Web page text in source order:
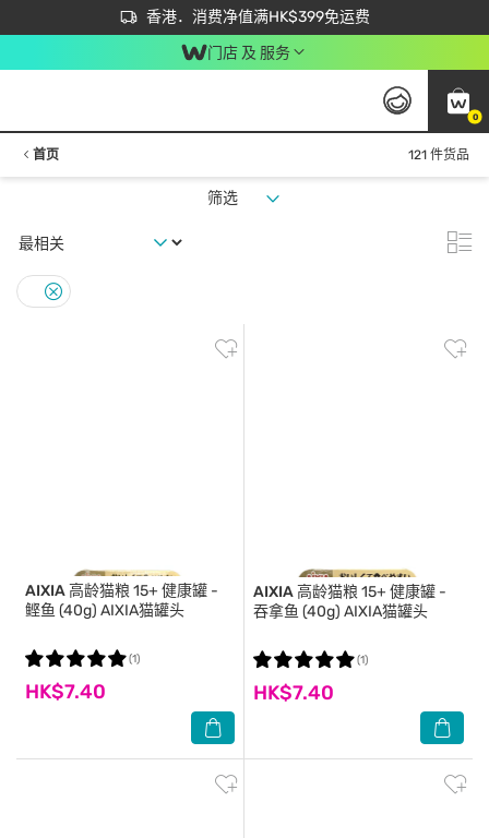
香港．消费净值满HK$399免运费
立即成为易赏钱会员尽享独家优惠
首次APP下单买满$450 输入 NEWAPP 即减$50
门店 及 服务
0
首页 121 件货品
筛选
AIXIA高龄猫粮 15+ 健康罐 -
鲣鱼 (40g) AIXIA猫罐头
HK$7.40
(1)
AIXIA高龄猫粮 15+ 健康罐 -
吞拿鱼 (40g) AIXIA猫罐头
HK$7.40
(1)